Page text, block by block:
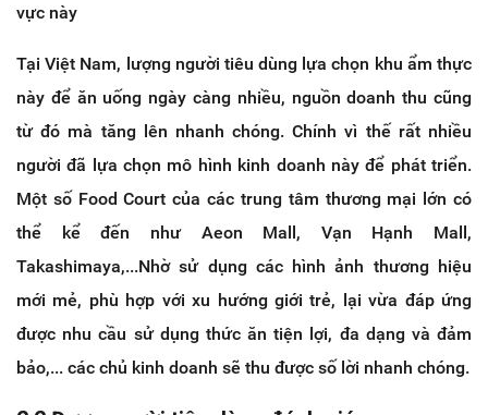
vực này
Tại Việt Nam, lượng người tiêu dùng lựa chọn khu ẩm thực
này để ăn uống ngày càng nhiều, nguồn doanh thu cũng
từ đó mà tăng lên nhanh chóng. Chính vì thế rất nhiều
người đã lựa chọn mô hình kinh doanh này để phát triển.
Một số Food Court của các trung tâm thương mại lớn có
thể kể đến như Aeon Mall, Vạn Hạnh Mall,
Takashimaya,...Nhờ sử dụng các hình ảnh thương hiệu
mới mẻ, phù hợp với xu hướng giới trẻ, lại vừa đáp ứng
được nhu cầu sử dụng thức ăn tiện lợi, đa dạng và đảm
bảo,... các chủ kinh doanh sẽ thu được số lời nhanh chóng.